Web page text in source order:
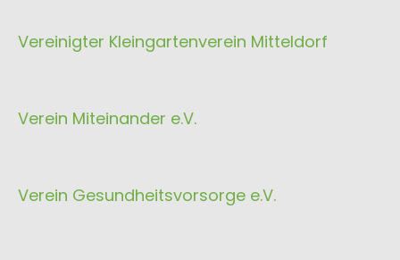
Vereinigter Kleingartenverein Mitteldorf
Verein Miteinander e.V.
Verein Gesundheitsvorsorge e.V.